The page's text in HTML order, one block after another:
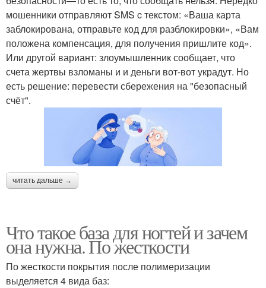
мошенники отправляют SMS c текстом: «Ваша карта
заблокирована, отправьте код для разблокировки», «Вам
положена компенсация, для получения пришлите код».
Или другой вариант: злоумышленник сообщает, что
счета жертвы взломаны и и деньги вот-вот украдут. Но
есть решение: перевести сбережения на "безопасный
счёт".
читать дальше →
Что такое база для ногтей и зачем
она нужна. По жесткости
По жесткости покрытия после полимеризации
выделяется 4 вида баз: